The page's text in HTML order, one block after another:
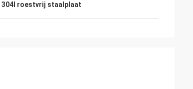
304l roestvrij staalplaat